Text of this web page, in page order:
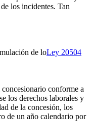
los incidentes. Tan
de loLey 20504
conforme a
los derechos laborales y
de la concesión, los
de un año calendario por